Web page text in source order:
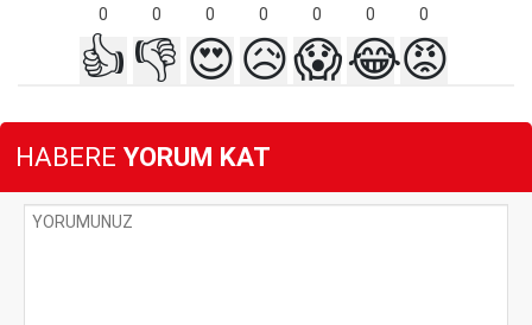
0 0 0 0 0 0 0
👍 👎 😍😥😱😂😡
HABERE YORUM KAT